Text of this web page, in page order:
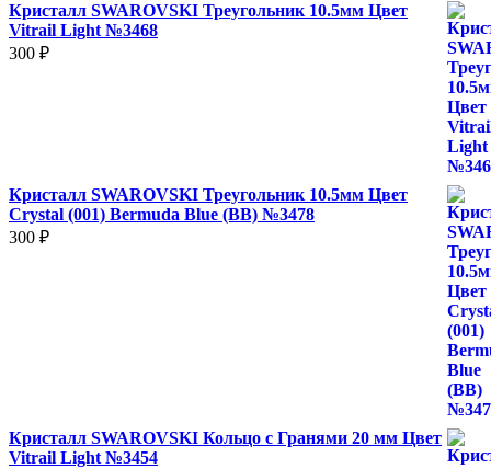
Кристалл SWAROVSKI Треугольник 10.5мм Цвет
Vitrail Light №3468
300 ₽
Кристалл SWAROVSKI Треугольник 10.5мм Цвет
Crystal (001) Bermuda Blue (BB) №3478
300 ₽
Кристалл SWAROVSKI Кольцо с Гранями 20 мм Цвет
Vitrail Light №3454